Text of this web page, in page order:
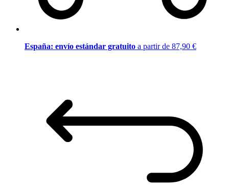
España: envío estándar gratuito a partir de 87,90 €